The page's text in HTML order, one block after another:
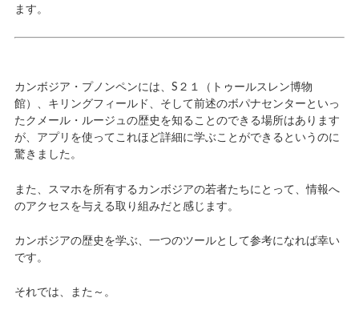
ます。
カンボジア・プノンペンには、S２１（トゥールスレン博物
館）、キリングフィールド、そして前述のボパナセンターといっ
たクメール・ルージュの歴史を知ることのできる場所はあります
が、アプリを使ってこれほど詳細に学ぶことができるというのに
驚きました。
また、スマホを所有するカンボジアの若者たちにとって、情報へ
のアクセスを与える取り組みだと感じます。
カンボジアの歴史を学ぶ、一つのツールとして参考になれば幸い
です。
それでは、また～。